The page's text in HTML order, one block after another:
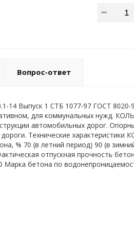
Вопрос-ответ
14 Выпуск 1 СТБ 1077-97 ГОСТ
для коммунальных нужд.
автомобильных дорог.
Технические
% 70 (в летний период) 90 (в
отпускная прочность
Марка бетона по